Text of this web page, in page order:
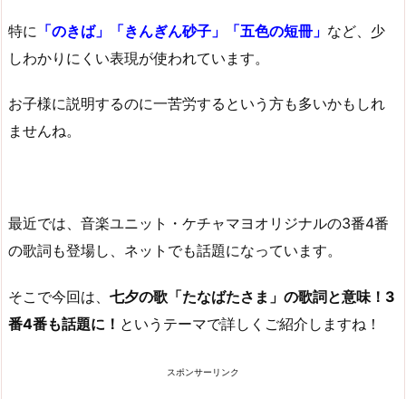
特に 「のきば」「きんぎん砂子」「五色の短冊」 など、少
しわかりにくい表現が使われています。
お子様に説明するのに一苦労するという方も多いかもしれ
ませんね。
最近では、音楽ユニット・ケチャマヨオリジナルの3番4番
の歌詞も登場し、ネットでも話題になっています。
そこで今回は、 七夕の歌「たなばたさま」の歌詞と意味！3
番4番も話題に！ というテーマで詳しくご紹介しますね！
スポンサーリンク